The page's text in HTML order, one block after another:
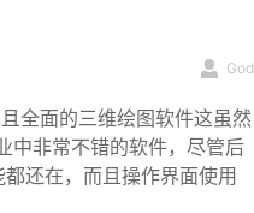
God
全面的三维绘图软件这虽然
中非常不错的软件，尽管后
还在，而且操作界面使用